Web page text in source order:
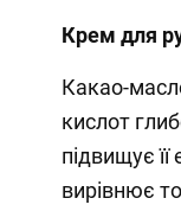
Крем для
Какао-
кислот
підвищує
вирівнює